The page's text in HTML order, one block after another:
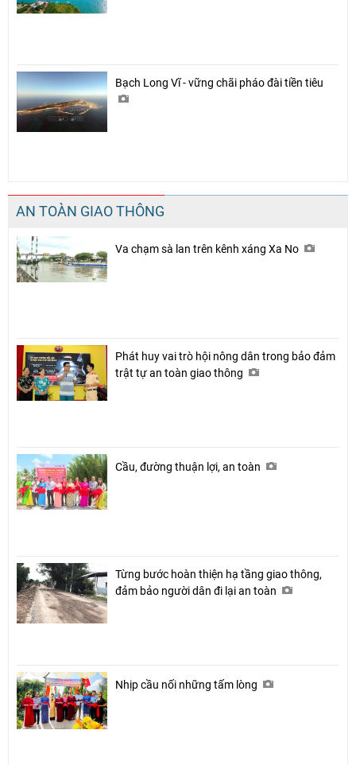
Bạch Long Vĩ - vững chãi pháo đài tiền tiêu
AN TOÀN GIAO THÔNG
Va chạm sà lan trên kênh xáng Xa No
Phát huy vai trò hội nông dân trong bảo đảm
trật tự an toàn giao thông
Cầu, đường thuận lợi, an toàn
Từng bước hoàn thiện hạ tầng giao thông,
đảm bảo người dân đi lại an toàn
Nhịp cầu nối những tấm lòng